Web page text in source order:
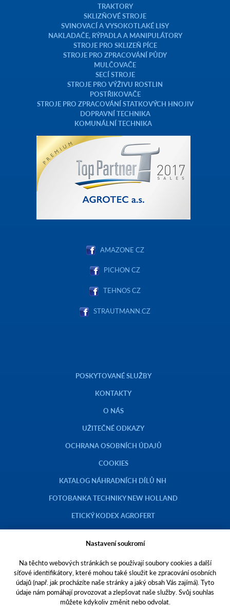
TRAKTORY
SKLIZŇOVÉ STROJE
SVINOVACÍ A VYSOKOTLAKÉ LISY
NAKLADAČE, RÝPADLA A MANIPULÁTORY
STROJE PRO SKLIZEŇ PÍCE
STROJE PRO ZPRACOVÁNÍ PŮDY
MULČOVAČE
SECÍ STROJE
STROJE PRO VÝŽIVU ROSTLIN
POSTŘIKOVAČE
STROJE PRO ZPRACOVÁNÍ STATKOVÝCH HNOJIV
DOPRAVNÍ TECHNIKA
KOMUNÁLNÍ TECHNIKA
AMAZONE CZ
PICHON CZ
TEHNOS CZ
STRAUTMANN.CZ
POSKYTOVANÉ SLUŽBY
KONTAKTY
O NÁS
UŽITEČNÉ ODKAZY
OCHRANA OSOBNÍCH ÚDAJŮ
COOKIES
KATALOG NÁHRADNÍCH DÍLŮ NH
FOTOBANKA TECHNIKY NEW HOLLAND
ETICKÝ KODEX AGROFERT
Copyright © 2023 AGROTEC a.s.
Toto jsou internetové stránky společnosti AGROTEC a. s., se sídlem v
Hustopečích, Brněnská 74, PSČ 69301, IČO 00544957,
Nastavení soukromí
Na těchto webových stránkách se používají soubory cookies a další
síťové identifikátory, které mohou také sloužit ke zpracování osobních
údajů (např. jak procházíte naše stránky a jaký obsah Vás zajímá). Tyto
údaje nám pomáhají provozovat a zlepšovat naše služby. Svůj souhlas
můžete kdykoliv změnit nebo odvolat.